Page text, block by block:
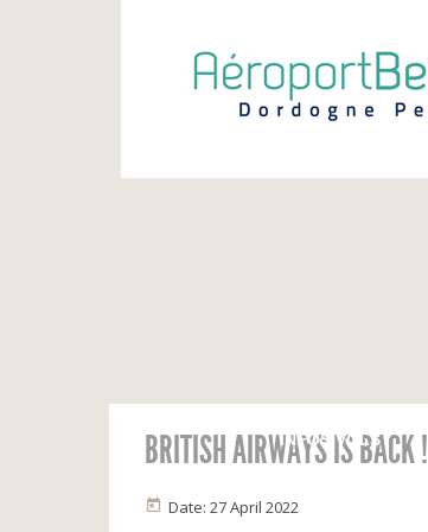
INFOS VOLS
BRITISH AIRWAYS IS BACK !
Date: 27 April 2022